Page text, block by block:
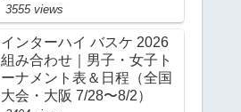
3555 views
インターハイ バスケ 2026
組み合わせ｜男子・女子ト
ーナメント表＆日程（全国
大会・大阪 7/28〜8/2）